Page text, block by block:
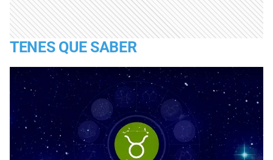
TENES QUE SABER